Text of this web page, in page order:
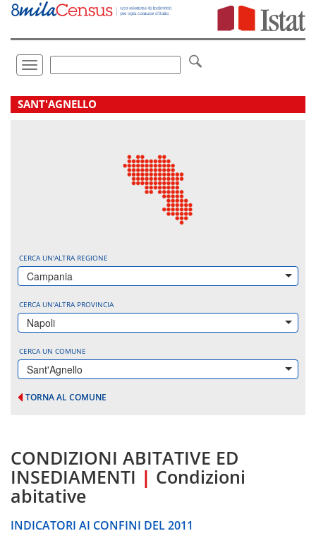
Vai
direttamente
Toggle
navigation
.
SANT'AGNELLO
CERCA UN'ALTRA REGIONE
Campania
CERCA UN'ALTRA PROVINCIA
Napoli
CERCA UN COMUNE
Sant'Agnello
TORNA AL COMUNE
CONDIZIONI ABITATIVE ED
INSEDIAMENTI | Condizioni
abitative
INDICATORI AI CONFINI DEL 2011